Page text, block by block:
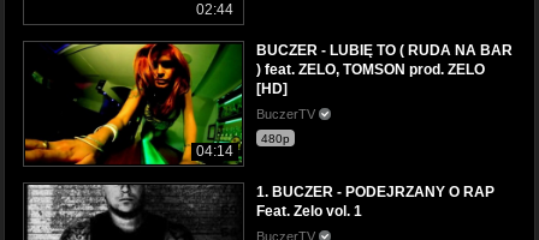
02:44
04:14
BUCZER - LUBIĘ TO ( RUDA NA BAR
) feat. ZELO, TOMSON prod. ZELO
[HD]
BuczerTV
480p
1. BUCZER - PODEJRZANY O RAP
Feat. Zelo vol. 1
BuczerTV